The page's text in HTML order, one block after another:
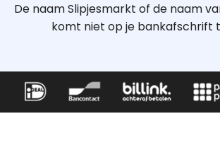
De naam Slipjesmarkt of de naam
komt niet op je bankafschrift